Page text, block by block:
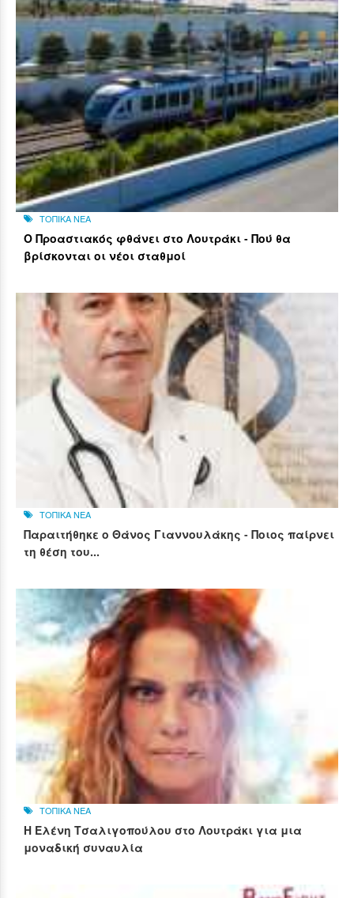
ΤΟΠΙΚΑ ΝΕΑ
Ο Προαστιακός φθάνει στο Λουτράκι - Πού θα
βρίσκονται οι νέοι σταθμοί
ΤΟΠΙΚΑ ΝΕΑ
Παραιτήθηκε ο Θάνος Γιαννουλάκης - Ποιος παίρνει
τη θέση του...
ΤΟΠΙΚΑ ΝΕΑ
Η Ελένη Τσαλιγοπούλου στο Λουτράκι για μια
μοναδική συναυλία